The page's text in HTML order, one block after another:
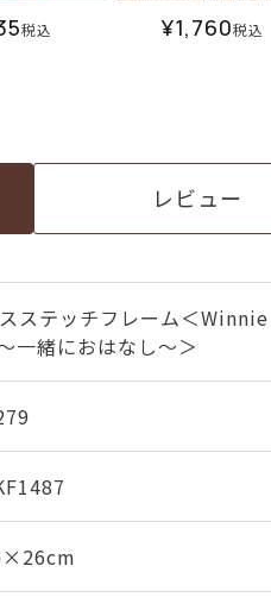
税込 ¥1,760税込
レビュー
ステッチフレーム＜
一緒におはなし～＞